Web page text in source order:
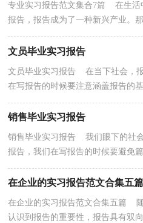
专业实习报告范文集合7篇 在生活
报告，报告成为了一种新兴产业。
下是小编精心整理的专业实习报告
文员毕业实习报告
文员毕业实习报告 在当下社会，
在写报告的时候要注意涵盖报告的
销售毕业实习报告
销售毕业实习报告 我们眼下的社
报告，我们在写报告的时候要避免
有效的呢？以下是小编为大家收集
在企业的实习报告范文合集五篇
在企业的实习报告范文合集五篇
认识到报告的重要性，报告具有双